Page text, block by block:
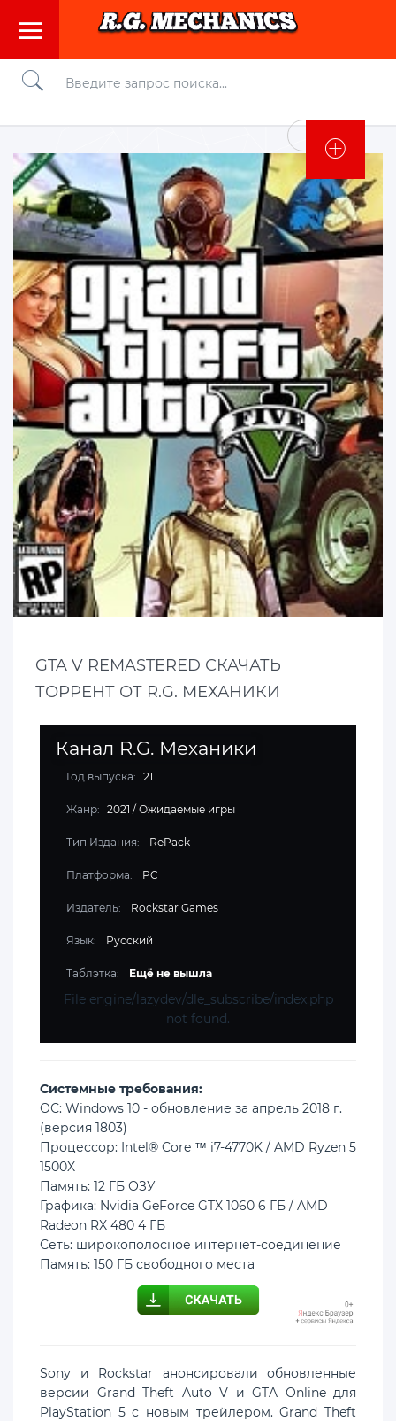
Войти
GTA V REMASTERED СКАЧАТЬ
ТОРРЕНТ ОТ R.G. МЕХАНИКИ
Канал R.G. Механики
Год выпуска: 21
Жанр: 2021 / Ожидаемые игры
Тип Издания: RePack
Платформа: PC
Издатель: Rockstar Games
Язык: Русский
Таблэтка: Ещё не вышла
File engine/lazydev/dle_subscribe/index.php
not found.
Cистемные требования:
ОС: Windows 10 - обновление за апрель 2018 г.
(версия 1803)
Процессор: Intel® Core ™ i7-4770K / AMD Ryzen 5
1500X
Память: 12 ГБ ОЗУ
Графика: Nvidia GeForce GTX 1060 6 ГБ / AMD
Radeon RX 480 4 ГБ
Сеть: широкополосное интернет-соединение
Память: 150 ГБ свободного места
Sony и Rockstar анонсировали обновленные
версии Grand Theft Auto V и GTA Online для
PlayStation 5 с новым трейлером. Grand Theft